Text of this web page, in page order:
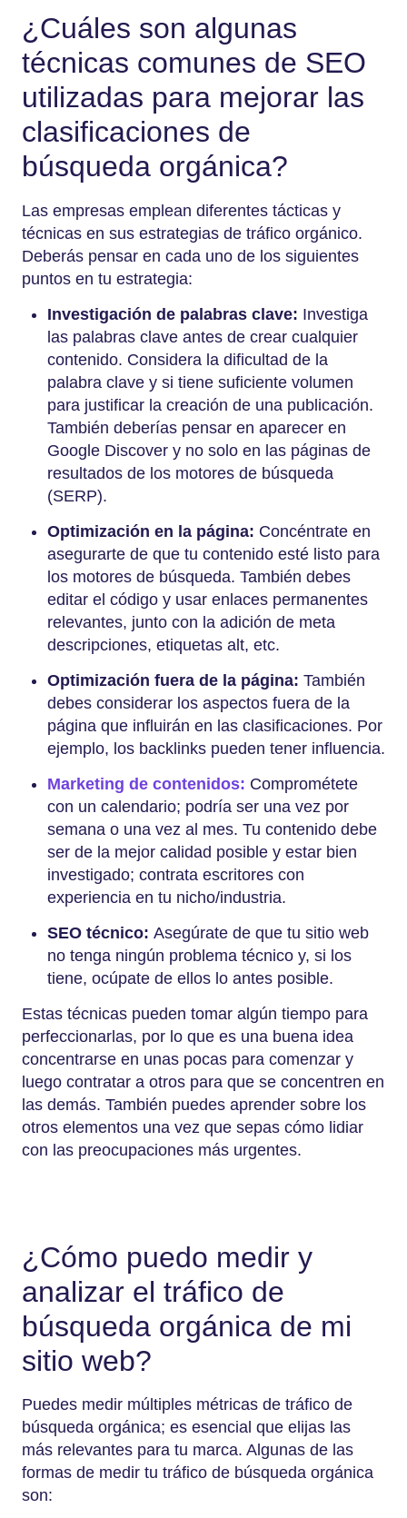
¿Cuáles son algunas
técnicas comunes de SEO
utilizadas para mejorar las
clasificaciones de
búsqueda orgánica?
Las empresas emplean diferentes tácticas y
técnicas en sus estrategias de tráfico orgánico.
Deberás pensar en cada uno de los siguientes
puntos en tu estrategia:
Investigación de palabras clave: Investiga
las palabras clave antes de crear cualquier
contenido. Considera la dificultad de la
palabra clave y si tiene suficiente volumen
para justificar la creación de una publicación.
También deberías pensar en aparecer en
Google Discover y no solo en las páginas de
resultados de los motores de búsqueda
(SERP).
Optimización en la página: Concéntrate en
asegurarte de que tu contenido esté listo para
los motores de búsqueda. También debes
editar el código y usar enlaces permanentes
relevantes, junto con la adición de meta
descripciones, etiquetas alt, etc.
Optimización fuera de la página: También
debes considerar los aspectos fuera de la
página que influirán en las clasificaciones. Por
ejemplo, los backlinks pueden tener influencia.
Marketing de contenidos: Comprométete
con un calendario; podría ser una vez por
semana o una vez al mes. Tu contenido debe
ser de la mejor calidad posible y estar bien
investigado; contrata escritores con
experiencia en tu nicho/industria.
SEO técnico: Asegúrate de que tu sitio web
no tenga ningún problema técnico y, si los
tiene, ocúpate de ellos lo antes posible.
Estas técnicas pueden tomar algún tiempo para
perfeccionarlas, por lo que es una buena idea
concentrarse en unas pocas para comenzar y
luego contratar a otros para que se concentren en
las demás. También puedes aprender sobre los
otros elementos una vez que sepas cómo lidiar
con las preocupaciones más urgentes.
¿Cómo puedo medir y
analizar el tráfico de
búsqueda orgánica de mi
sitio web?
Puedes medir múltiples métricas de tráfico de
búsqueda orgánica; es esencial que elijas las
más relevantes para tu marca. Algunas de las
formas de medir tu tráfico de búsqueda orgánica
son: